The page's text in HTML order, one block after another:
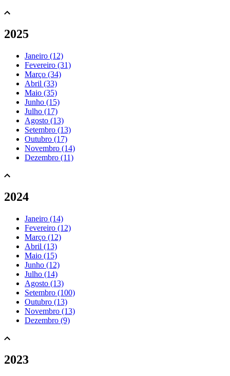
2025
Janeiro (12)
Fevereiro (31)
Março (34)
Abril (33)
Maio (35)
Junho (15)
Julho (17)
Agosto (13)
Setembro (13)
Outubro (17)
Novembro (14)
Dezembro (11)
2024
Janeiro (14)
Fevereiro (12)
Março (12)
Abril (13)
Maio (15)
Junho (12)
Julho (14)
Agosto (13)
Setembro (100)
Outubro (13)
Novembro (13)
Dezembro (9)
2023